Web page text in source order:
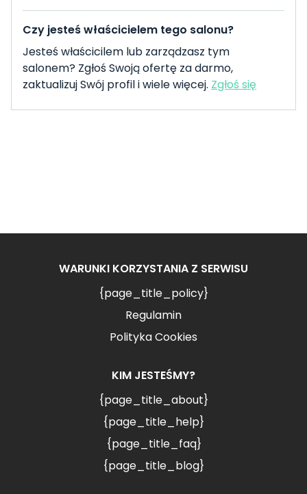
Czy jesteś właścicielem tego salonu?
Jesteś właścicilem lub zarządzasz tym
salonem? Zgłoś Swoją ofertę za darmo,
zaktualizuj Swój profil i wiele więcej. Zgłoś się
WARUNKI KORZYSTANIA Z SERWISU
{page_title_policy}
Regulamin
Polityka Cookies
KIM JESTEŚMY?
{page_title_about}
{page_title_help}
{page_title_faq}
{page_title_blog}